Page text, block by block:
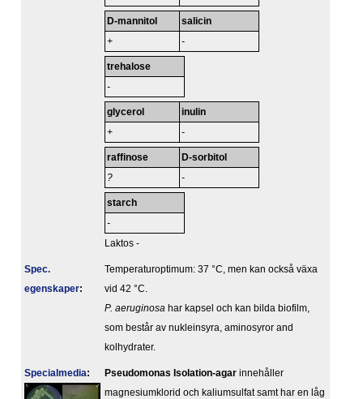
D-mannitol
+
salicin
-
trehalose
-
glycerol
+
inulin
-
raffinose
?
D-sorbitol
-
starch
-
Laktos -
Spec.
egenskaper:
Temperaturoptimum: 37 °C, men kan också växa
vid 42 °C.
P. aeruginosa har kapsel och kan bilda biofilm,
som består av nukleinsyra, aminosyror and
kolhydrater.
Specialmedia: Pseudomonas Isolation-agar innehåller
magnesiumklorid och kaliumsulfat samt har en låg